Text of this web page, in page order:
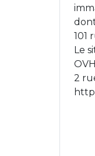
101
Le
2